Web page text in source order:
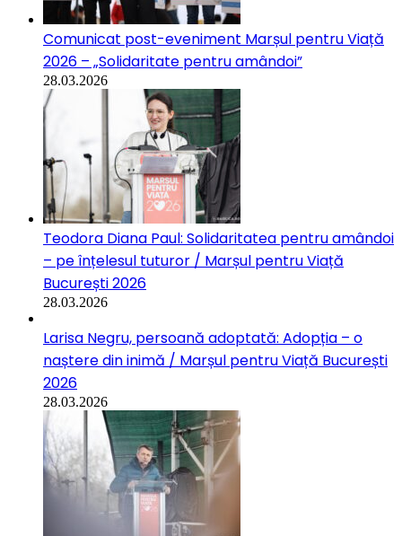
Comunicat post-eveniment Marșul pentru Viață
2026 – „Solidaritate pentru amândoi”
28.03.2026
Teodora Diana Paul: Solidaritatea pentru amândoi
– pe înțelesul tuturor / Marșul pentru Viață
București 2026
28.03.2026
Larisa Negru, persoană adoptată: Adopția – o
naștere din inimă / Marșul pentru Viață București
2026
28.03.2026